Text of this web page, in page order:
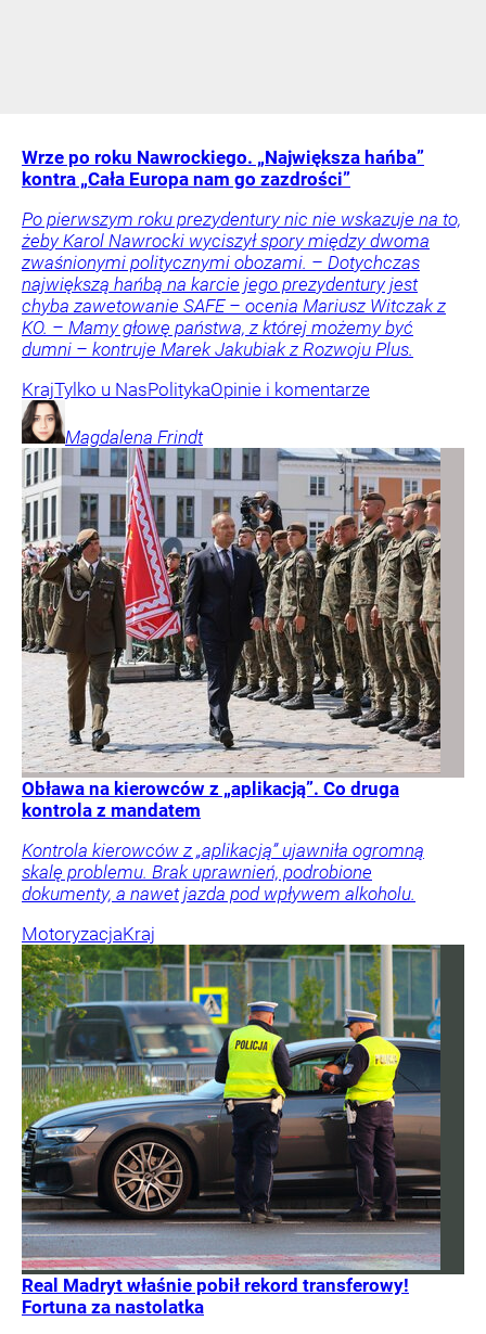
Wrze po roku Nawrockiego. „Największa hańba”
kontra „Cała Europa nam go zazdrości”
Po pierwszym roku prezydentury nic nie wskazuje na to,
żeby Karol Nawrocki wyciszył spory między dwoma
zwaśnionymi politycznymi obozami. – Dotychczas
największą hańbą na karcie jego prezydentury jest
chyba zawetowanie SAFE – ocenia Mariusz Witczak z
KO. – Mamy głowę państwa, z której możemy być
dumni – kontruje Marek Jakubiak z Rozwoju Plus.
KrajTylko u NasPolitykaOpinie i komentarze
Magdalena Frindt
Obława na kierowców z „aplikacją”. Co druga
kontrola z mandatem
Kontrola kierowców z „aplikacją” ujawniła ogromną
skalę problemu. Brak uprawnień, podrobione
dokumenty, a nawet jazda pod wpływem alkoholu.
MotoryzacjaKraj
Real Madryt właśnie pobił rekord transferowy!
Fortuna za nastolatka